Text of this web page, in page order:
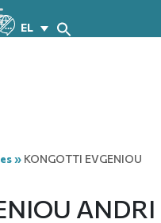
EL
» KONGOTTI EVGENIOU
ANDRI